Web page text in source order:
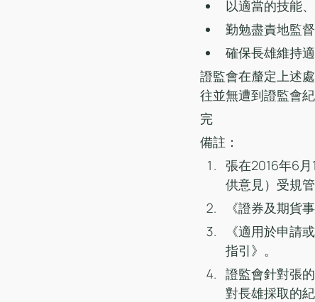
以適當的技能
勤勉盡責地監
確保長雄維持
證監會在釐定上述
往並無遭到證監會
完
備註：
張在2016年6
供意見）受規
《證券及期貨
《適用於申請
指引》。
證監會針對張
對長雄採取的